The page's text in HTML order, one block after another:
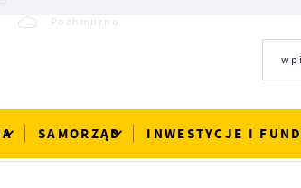
Pochmurno
SAMORZĄD INWESTYCJE I